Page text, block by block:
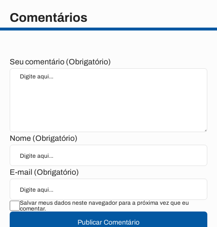
Comentários
Seu comentário (Obrigatório)
Nome (Obrigatório)
E-mail (Obrigatório)
Salvar meus dados neste navegador para a próxima vez que eu
comentar.
Publicar Comentário